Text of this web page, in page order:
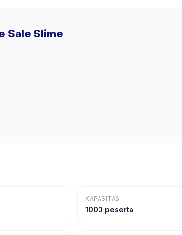
Sale Slime
KAPASITAS
1000 peserta